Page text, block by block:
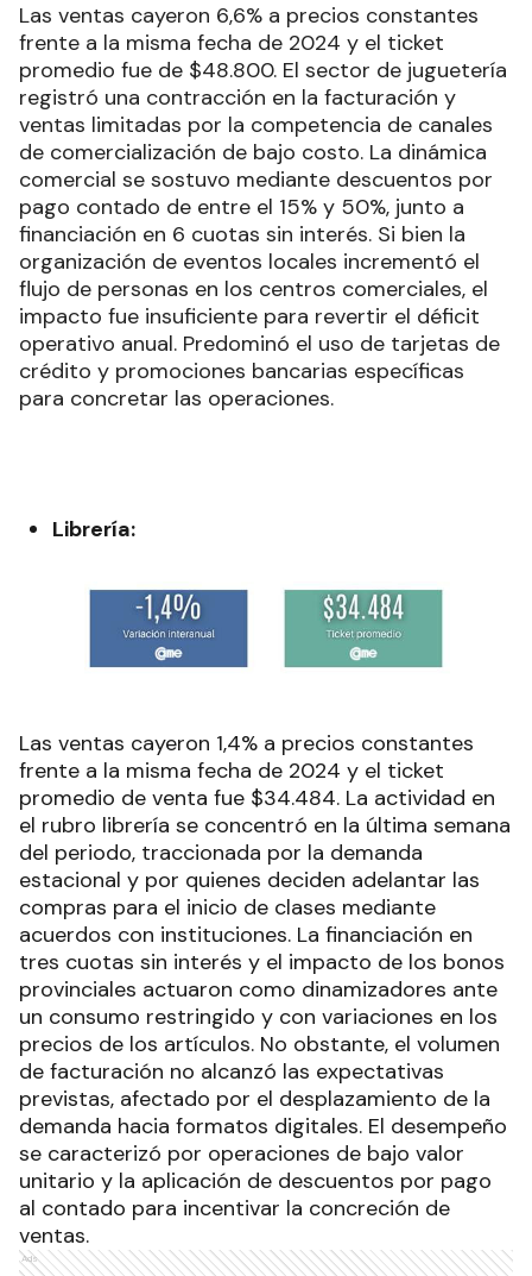
Las ventas cayeron 6,6% a precios constantes
frente a la misma fecha de 2024 y el ticket
promedio fue de $48.800. El sector de juguetería
registró una contracción en la facturación y
ventas limitadas por la competencia de canales
de comercialización de bajo costo. La dinámica
comercial se sostuvo mediante descuentos por
pago contado de entre el 15% y 50%, junto a
financiación en 6 cuotas sin interés. Si bien la
organización de eventos locales incrementó el
flujo de personas en los centros comerciales, el
impacto fue insuficiente para revertir el déficit
operativo anual. Predominó el uso de tarjetas de
crédito y promociones bancarias específicas
para concretar las operaciones.
Librería:
Las ventas cayeron 1,4% a precios constantes
frente a la misma fecha de 2024 y el ticket
promedio de venta fue $34.484. La actividad en
el rubro librería se concentró en la última semana
del periodo, traccionada por la demanda
estacional y por quienes deciden adelantar las
compras para el inicio de clases mediante
acuerdos con instituciones. La financiación en
tres cuotas sin interés y el impacto de los bonos
provinciales actuaron como dinamizadores ante
un consumo restringido y con variaciones en los
precios de los artículos. No obstante, el volumen
de facturación no alcanzó las expectativas
previstas, afectado por el desplazamiento de la
demanda hacia formatos digitales. El desempeño
se caracterizó por operaciones de bajo valor
unitario y la aplicación de descuentos por pago
al contado para incentivar la concreción de
ventas.
Ads